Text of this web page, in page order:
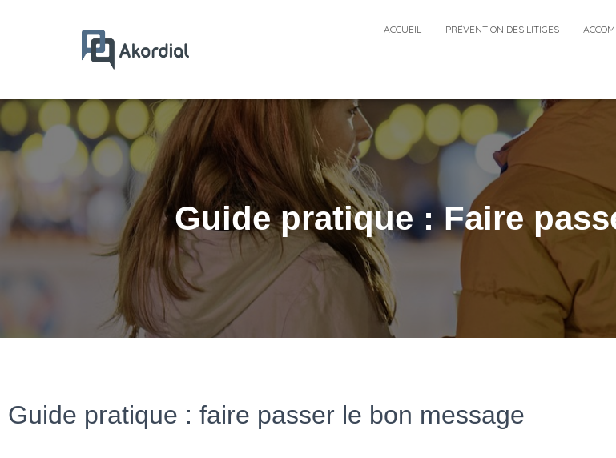
ACCUEIL PRÉVENTION DES LITIGES
Guide pratique : Faire
Guide pratique : faire passer le bon message